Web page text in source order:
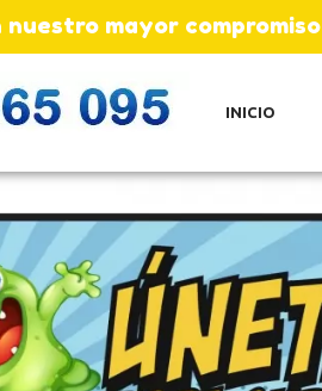
mayor compromiso
INICIO